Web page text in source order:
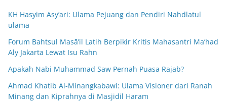
KH Hasyim Asy’ari: Ulama Pejuang dan Pendiri Nahdlatul
ulama
Forum Bahtsul Masā’il Latih Berpikir Kritis Mahasantri Ma’had
Aly Jakarta Lewat Isu Rahn
Apakah Nabi Muhammad Saw Pernah Puasa Rajab?
Ahmad Khatib Al-Minangkabawi: Ulama Visioner dari Ranah
Minang dan Kiprahnya di Masjidil Haram